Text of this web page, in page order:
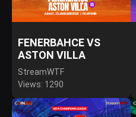
FENERBAHCE VS
ASTON VILLA
StreamWTF
Views: 1290